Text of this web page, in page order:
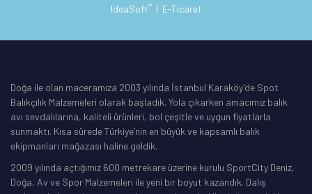
IdeaSoft® | E-Ticaret
Doğa ile olan maceramıza 2003 yılında İstanbul Karaköy’de Spot
Balıkçılık Malzemeleri olarak başladık. Yola çıkarken amacımız balık
avı sevdalılarına, kaliteli ürünleri, bol çeşitle ve uygun fiyatlarla
sunmaktı. Kısa sürede Türkiye’nin en büyük ve kapsamlı balık
ekipmanları mağazası haline geldik.
2009 yılında açtığımız 600 metrekare üzerine kurulu SportCity Deniz,
Doğa, Av ve Spor Malzemeleri ile yeni bir boyut kazandık. Dalış